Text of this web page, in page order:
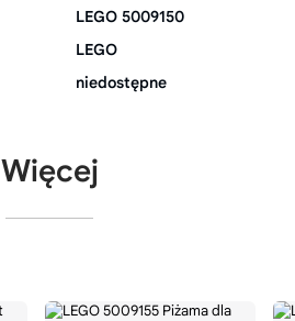
LEGO 5009150
LEGO
niedostępne
Więcej